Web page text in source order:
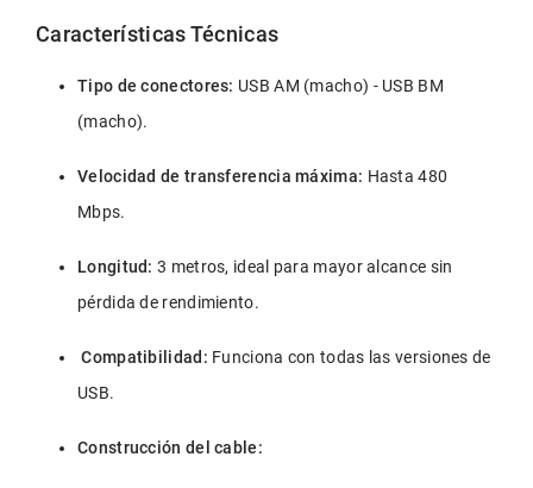
Características Técnicas
Tipo de conectores: USB AM (macho) - USB BM
(macho).
Velocidad de transferencia máxima: Hasta 480
Mbps.
Longitud: 3 metros, ideal para mayor alcance sin
pérdida de rendimiento.
Compatibilidad: Funciona con todas las versiones de
USB.
Construcción del cable: